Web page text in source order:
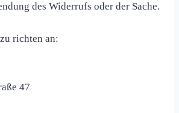
des Widerrufs oder der Sache.
richten an:
47